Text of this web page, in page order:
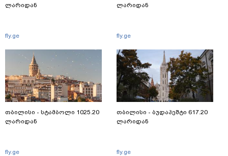
ლარიდან
fly.ge
თბილისი - სტამბოლი 1025.20
ლარიდან
fly.ge
ლარიდან
fly.ge
თბილისი - ბუდაპეშტი 617.20
ლარიდან
fly.ge